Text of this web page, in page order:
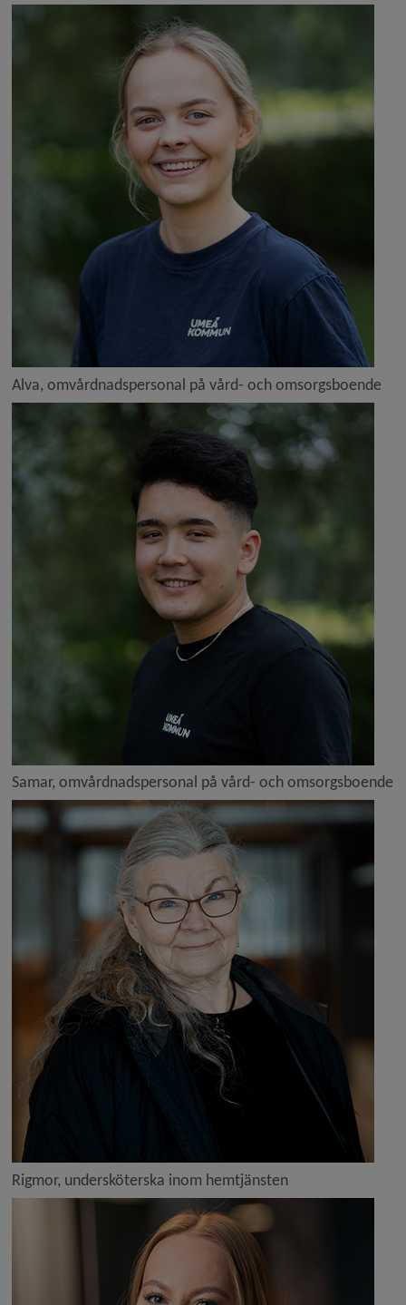
Alva, omvårdnadspersonal på vård- och omsorgsboende
Samar, omvårdnadspersonal på vård- och omsorgsboende
Rigmor, undersköterska inom hemtjänsten